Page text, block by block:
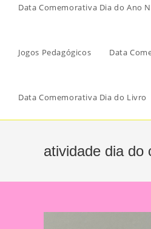
Data Comemorativa Dia do Ano
Jogos Pedagógicos Data
Data Comemorativa Dia do Livro
atividade dia do